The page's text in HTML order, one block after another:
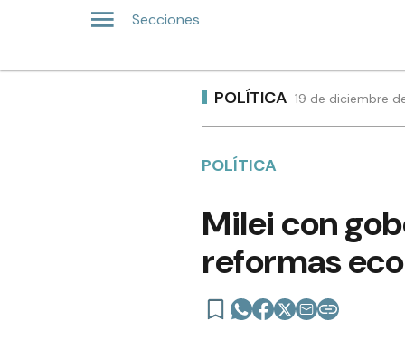
Secciones
POLÍTICA 19 de diciembre
POLÍTICA
Milei con
reformas